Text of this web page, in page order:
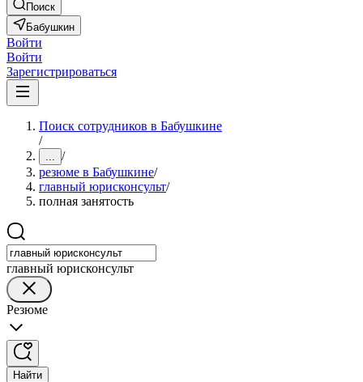
Поиск
Бабушкин
Войти
Войти
Зарегистрироваться
Поиск сотрудников в Бабушкине
/
... /
резюме в Бабушкине/
главный юрисконсульт/
полная занятость
главный юрисконсульт
Резюме
Найти